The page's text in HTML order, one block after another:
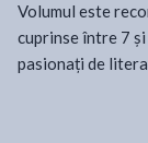
Volumul este
cuprinse între 7
pasionați de